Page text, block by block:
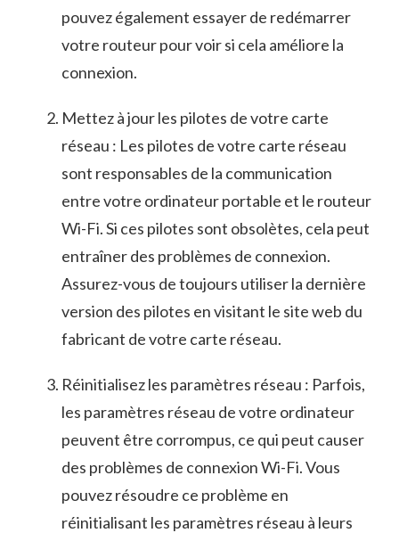
pouvez également essayer de redémarrer
votre routeur pour voir si cela améliore la⁣
connexion.
Mettez à jour les⁣ pilotes ‌de votre ‌carte
réseau : ⁣Les pilotes de votre carte réseau
sont responsables de la‍ communication
entre votre ordinateur portable et le routeur
Wi-Fi. Si ​ces pilotes sont obsolètes, ⁤cela peut
entraîner des problèmes de connexion.
Assurez-vous de toujours utiliser la dernière
⁢version des pilotes en visitant le site web du
fabricant de ‍votre carte réseau.
Réinitialisez les paramètres réseau : Parfois,
les paramètres réseau de votre ordinateur
peuvent être corrompus, ce qui peut causer
des problèmes de connexion Wi-Fi. Vous
pouvez résoudre ce problème en
réinitialisant les paramètres réseau à leurs